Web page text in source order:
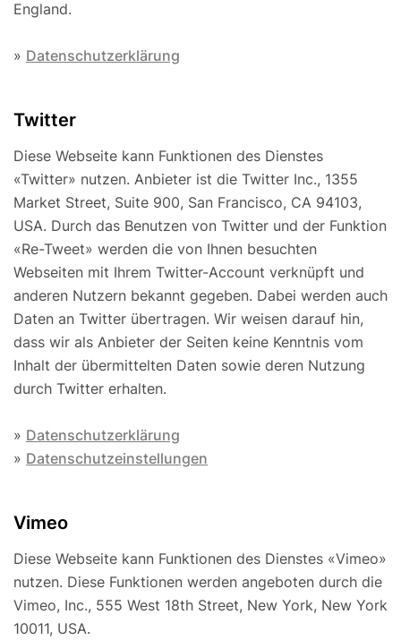
England.
» Datenschutzerklärung
Twitter
Diese Webseite kann Funktionen des Dienstes
«Twitter» nutzen. Anbieter ist die Twitter Inc., 1355
Market Street, Suite 900, San Francisco, CA 94103,
USA. Durch das Benutzen von Twitter und der Funktion
«Re-Tweet» werden die von Ihnen besuchten
Webseiten mit Ihrem Twitter-Account verknüpft und
anderen Nutzern bekannt gegeben. Dabei werden auch
Daten an Twitter übertragen. Wir weisen darauf hin,
dass wir als Anbieter der Seiten keine Kenntnis vom
Inhalt der übermittelten Daten sowie deren Nutzung
durch Twitter erhalten.
» Datenschutzerklärung
» Datenschutzeinstellungen
Vimeo
Diese Webseite kann Funktionen des Dienstes «Vimeo»
nutzen. Diese Funktionen werden angeboten durch die
Vimeo, Inc., 555 West 18th Street, New York, New York
10011, USA.